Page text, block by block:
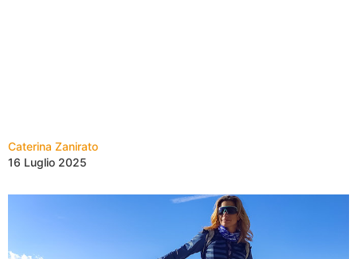
Caterina Zanirato
16 Luglio 2025